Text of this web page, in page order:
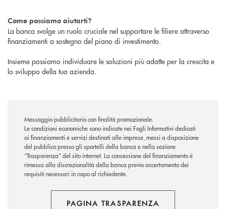
Come possiamo aiutarti?
La banca svolge un ruolo cruciale nel supportare le filiere attraverso
finanziamenti a sostegno del piano di investimento.
Insieme possiamo individuare le soluzioni più adatte per la crescita e
lo sviluppo della tua azienda.
Messaggio pubblicitario con finalità promozionale.
Le condizioni economiche sono indicate nei Fogli Informativi dedicati
ai finanziamenti e servizi destinati alle imprese, messi a disposizione
del pubblico presso gli sportelli della banca e nella sezione
“Trasparenza” del sito internet. La concessione del finanziamento è
rimessa alla discrezionalità della banca previo accertamento dei
requisiti necessari in capo al richiedente.
PAGINA TRASPARENZA